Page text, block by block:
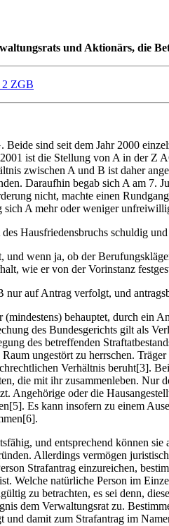
und Aktionärs, die
ZGB
sind seit dem Jahr 2000
ist die Stellung von A in der Z
zwischen A und B ist daher
Daraufhin begab sich A am 7.
nicht, machte einen
sich A mehr oder weniger
Hausfriedensbruchs schuldig
wenn ja, ob der
wie er von der Vorinstanz
auf Antrag verfolgt, und
(mindestens) behauptet, durch
des Bundesgerichts gilt als
des betreffenden
ungestört zu herrschen.
Verhältnis beruht[3].
die mit ihr zusammenleben.
Angehörige oder die
Es kann insofern zu einem
und entsprechend können
Allerdings vermögen
Strafantrag einzureichen,
Welche natürliche Person im
zu betrachten, es sei denn,
dem Verwaltungsrat zu.
und damit zum Strafantrag im